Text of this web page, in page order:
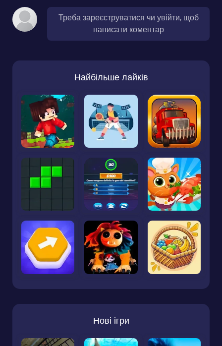
Треба зареєструватися чи увійти, щоб
написати коментар
Найбільше лайків
Нові ігри